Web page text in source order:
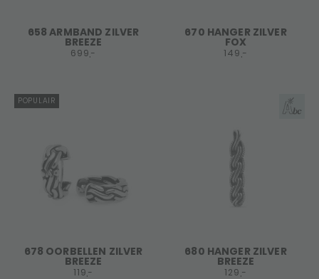
658 ARMBAND ZILVER
BREEZE
699,-
670 HANGER ZILVER
FOX
149,-
POPULAIR
678 OORBELLEN ZILVER
BREEZE
119,-
680 HANGER ZILVER
BREEZE
129,-